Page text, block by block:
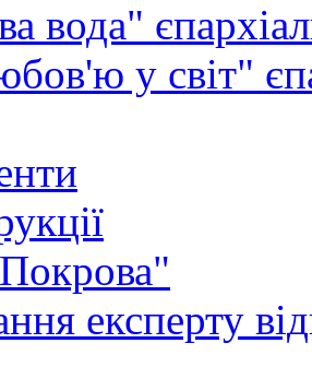
вода"
у світ"
експерту